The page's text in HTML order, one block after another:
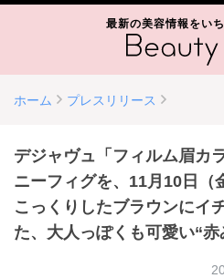
最新の美容情報をい
ホーム プレスリリース
デジャヴュ「フィルム眉カ
ニーフィグを、11月10日（
こっくりしたブラウンにイ
た、大人っぽくも可愛い“赤